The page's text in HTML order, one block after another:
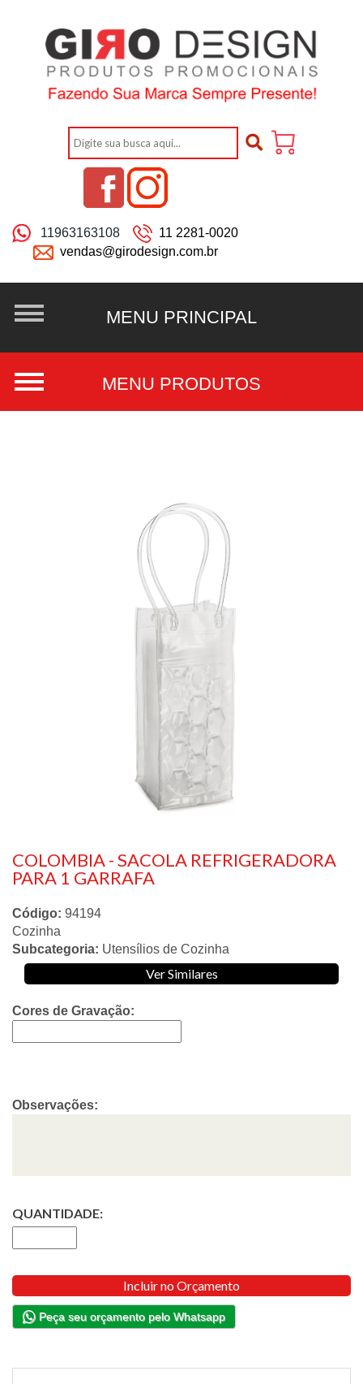
11963163108
11 2281-0020
vendas@girodesign.com.br
COLOMBIA - SACOLA REFRIGERADORA
PARA 1 GARRAFA
Código: 94194
Cozinha
Subcategoria: Utensílios de Cozinha
Ver Similares
Cores de Gravação:
Observações:
QUANTIDADE:
Incluir no Orçamento
Peça seu orçamento pelo Whatsapp